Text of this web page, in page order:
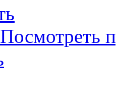
Посмотреть